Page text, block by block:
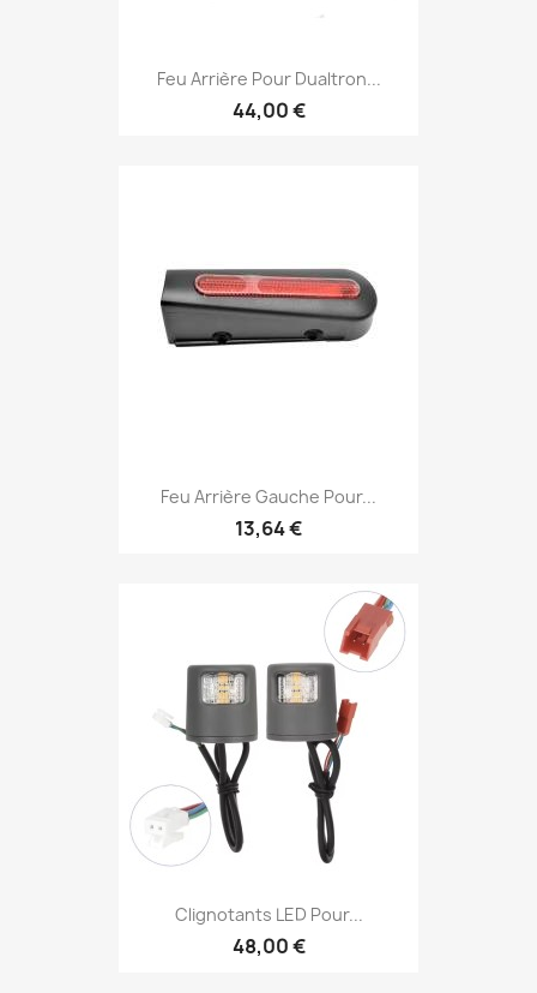
Feu Arrière Pour Dualtron...
44,00 €
Feu Arrière Gauche Pour...
13,64 €
Clignotants LED Pour...
48,00 €